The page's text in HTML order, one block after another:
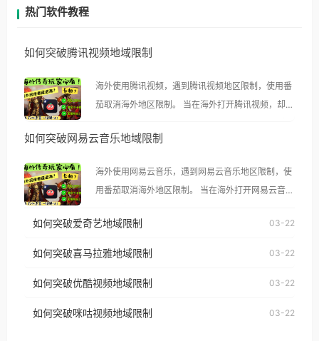
热门软件教程
如何突破腾讯视频地域限制
海外使用腾讯视频，遇到腾讯视频地区限制，使用番
茄取消海外地区限制。 当在海外打开腾讯视频，却突
示语。 海外用户如香港、澳门、台湾、美国、加拿
像其他音乐平台一样，出现地区及版权限制问题，且
仅能在中国大陆地区播放。 遇到这个问题的朋友们，
使用番茄回国加速器，即可解决「海外用户收听腾讯
台湾、美国、加拿大、澳大利亚、欧洲等国家和地区
权限制所困扰。
如何突破网易云音乐地域限制
海外使用网易云音乐，遇到网易云音乐地区限制，使
用番茄取消海外地区限制。 当在海外打开网易云音
播放”的提示语。 海外用户如香港、澳门、台湾、美
国、加拿大、澳大利亚、欧洲等国家和地区时，网易
制问题，且仅能在中国大陆地区播放。 遇到这个问题
户收听网易云音乐地区版权限制」的问题，无论人在
如何突破爱奇艺地域限制 03-22
如何突破喜马拉雅地域限制 03-22
如何突破优酷视频地域限制 03-22
如何突破咪咕视频地域限制 03-22